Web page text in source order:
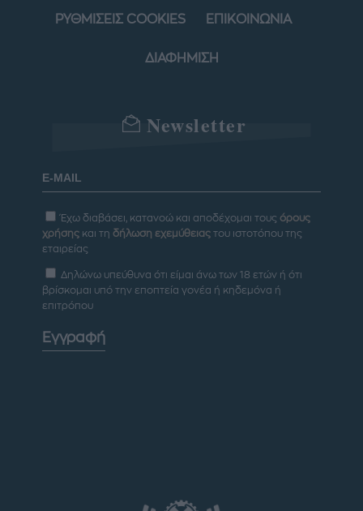
ΡΥΘΜΙΣΕΙΣ COOKIES ΕΠΙΚΟΙΝΩΝΙΑ
ΔΙΑΦΗΜΙΣΗ
Newsletter
Έχω διαβάσει, κατανοώ και αποδέχομαι τους όρους
χρήσης και τη δήλωση εχεμύθειας του ιστοτόπου της
εταιρείας
Δηλώνω υπεύθυνα ότι είμαι άνω των 18 ετών ή ότι
βρίσκομαι υπό την εποπτεία γονέα ή κηδεμόνα ή
επιτρόπου
Εγγραφή